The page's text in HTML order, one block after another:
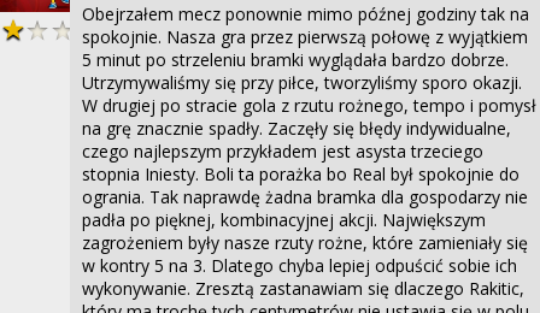
Obejrzałem mecz ponownie mimo późnej godziny tak na
spokojnie. Nasza gra przez pierwszą połowę z wyjątkiem
5 minut po strzeleniu bramki wyglądała bardzo dobrze.
Utrzymywaliśmy się przy piłce, tworzyliśmy sporo okazji.
W drugiej po stracie gola z rzutu rożnego, tempo i pomysł
na grę znacznie spadły. Zaczęły się błędy indywidualne,
czego najlepszym przykładem jest asysta trzeciego
stopnia Iniesty. Boli ta porażka bo Real był spokojnie do
ogrania. Tak naprawdę żadna bramka dla gospodarzy nie
padła po pięknej, kombinacyjnej akcji. Największym
zagrożeniem były nasze rzuty rożne, które zamieniały się
w kontry 5 na 3. Dlatego chyba lepiej odpuścić sobie ich
wykonywanie. Zresztą zastanawiam się dlaczego Rakitic,